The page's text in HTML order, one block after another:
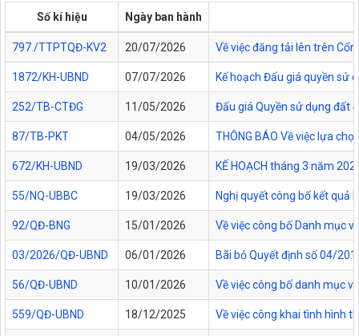
Số kí hiệu Ngày ban hành
797./TTPTQĐ-KV2 20/07/2026 Về việc đăng tải lên trên
1872/KH-UBND 07/07/2026 Kế hoạch Đấu giá quyền sử
252/TB-CTĐG 11/05/2026 Đấu giá Quyền sử dụng đất
87/TB-PKT 04/05/2026 THÔNG BÁO Về việc lựa
672/KH-UBND 19/03/2026 KẾ HOẠCH tháng 3 năm
55/NQ-UBBC 19/03/2026 Nghị quyết công bố kết quả
92/QĐ-BNG 15/01/2026 Về việc công bố Danh mục
03/2026/QĐ-UBND 06/01/2026 Bãi bỏ Quyết định số 04/
56/QĐ-UBND 10/01/2026 Về việc công bố danh mục
559/QĐ-UBND 18/12/2025 Về việc công khai tình hình